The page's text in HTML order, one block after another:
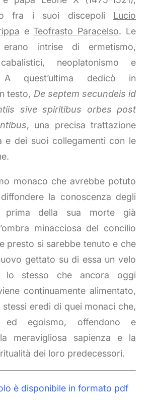
fra i suoi discepoli Lucio
eTeofrasto Paracelso. Le
intrise di ermetismo,
neoplatonismo e
A quest’ultima dedicò in
testo, De septem secundeis id
sive spiritibus orbes post
, una precisa trattazione
e dei suoi collegamenti con le
monaco che avrebbe potuto
la conoscenza degli
prima della sua morte già
minacciosa del concilio
presto si sarebbe tenuto e che
gettato su di essa un velo
lo stesso che ancora oggi
continuamente alimentato,
eredi di quei monaci che,
egoismo, offendono e
meravigliosa sapienza e la
dei loro predecessori.
è disponibile in formato pdf